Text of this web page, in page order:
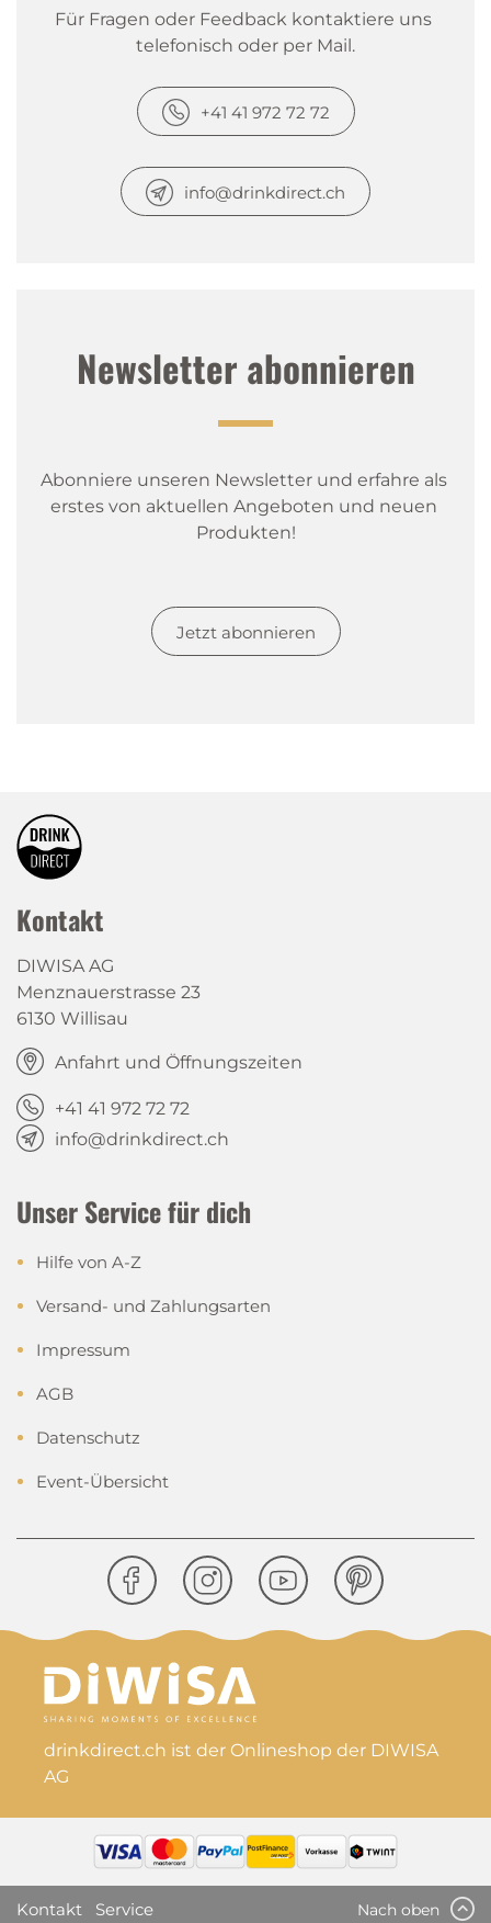
Für Fragen oder Feedback kontaktiere uns
telefonisch oder per Mail.
+41 41 972 72 72
info@drinkdirect.ch
Newsletter abonnieren
Abonniere unseren Newsletter und erfahre als
erstes von aktuellen Angeboten und neuen
Produkten!
Jetzt abonnieren
Kontakt
DIWISA AG
Menznauerstrasse 23
6130 Willisau
Anfahrt und Öffnungszeiten
+41 41 972 72 72
info@drinkdirect.ch
Unser Service für dich
Hilfe von A-Z
Versand- und Zahlungsarten
Impressum
AGB
Datenschutz
Event-Übersicht
drinkdirect.ch ist der Onlineshop der DIWISA
AG
Kontakt Service Nach oben